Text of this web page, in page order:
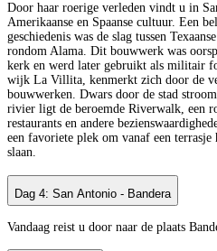
Door haar roerige verleden vindt u in
Amerikaanse en Spaanse cultuur. Een
geschiedenis was de slag tussen
rondom Alama. Dit bouwwerk was
kerk en werd later gebruikt als militair
wijk La Villita, kenmerkt zich door de
bouwwerken. Dwars door de stad
rivier ligt de beroemde Riverwalk, een
restaurants en andere
een favoriete plek om vanaf een
slaan.
Dag 4: San Antonio - Bandera
Vandaag reist u door naar de plaats